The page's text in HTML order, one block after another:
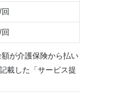
回
回
が介護保険から払い
載した「サービス提